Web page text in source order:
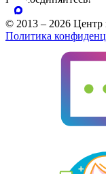
© 2013 – 2026
Политика